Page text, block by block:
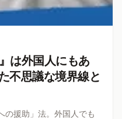
は外国人にもあ
不思議な境界線と
援助」法。外国人でも